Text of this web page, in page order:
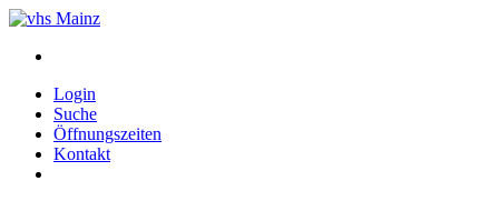
Login
Suche
Öffnungszeiten
Kontakt